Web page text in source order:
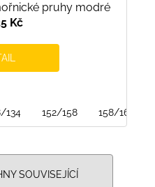
pruhy modré
Kč
134 152/158 158/164
SOUVISEJÍCÍ